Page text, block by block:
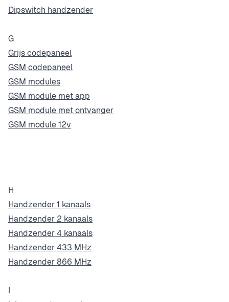
Dipswitch handzender
G
Grijs codepaneel
GSM codepaneel
GSM modules
GSM module met app
GSM module met ontvanger
GSM module 12v
H
Handzender 1 kanaals
Handzender 2 kanaals
Handzender 4 kanaals
Handzender 433 MHz
Handzender 866 MHz
I